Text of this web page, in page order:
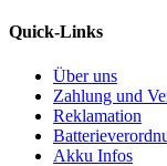
Quick-Links
Über uns
Zahlung und
Reklamation
Akku Infos